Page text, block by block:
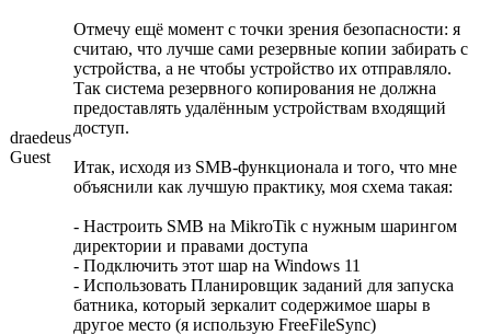
draedeus
Guest
Отмечу ещё момент с точки зрения безопасности: я
считаю, что лучше сами резервные копии забирать с
устройства, а не чтобы устройство их отправляло.
Так система резервного копирования не должна
предоставлять удалённым устройствам входящий
доступ.
Итак, исходя из SMB-функционала и того, что мне
объяснили как лучшую практику, моя схема такая:
- Настроить SMB на MikroTik с нужным шарингом
директории и правами доступа
- Подключить этот шар на Windows 11
- Использовать Планировщик заданий для запуска
батника, который зеркалит содержимое шары в
другое место (я использую FreeFileSync)